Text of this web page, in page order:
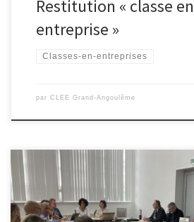
Restitution « classe en
entreprise »
Classes-en-entreprises
par CLEE Grand-Angoulême
L’occasion pour les copilotes (Mmes Y